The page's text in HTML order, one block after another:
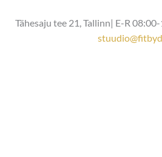
Tähesaju tee 21, Tallinn| E-R